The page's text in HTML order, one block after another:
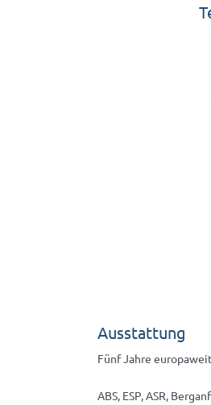
Ausstattung
Fünf Jahre
ABS, ESP, ASR,